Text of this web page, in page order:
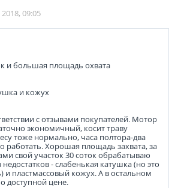
09:05
большая площадь охвата
и кожух
с отзывами покупателей. Мотор
экономичный, косит траву
тоже нормально, часа полтора-два
работать. Хорошая площадь захвата, за
свой участок 30 соток обрабатываю
- слабенькая катушка (но это
и пластмассовый кожух. А в остальном
доступной цене.